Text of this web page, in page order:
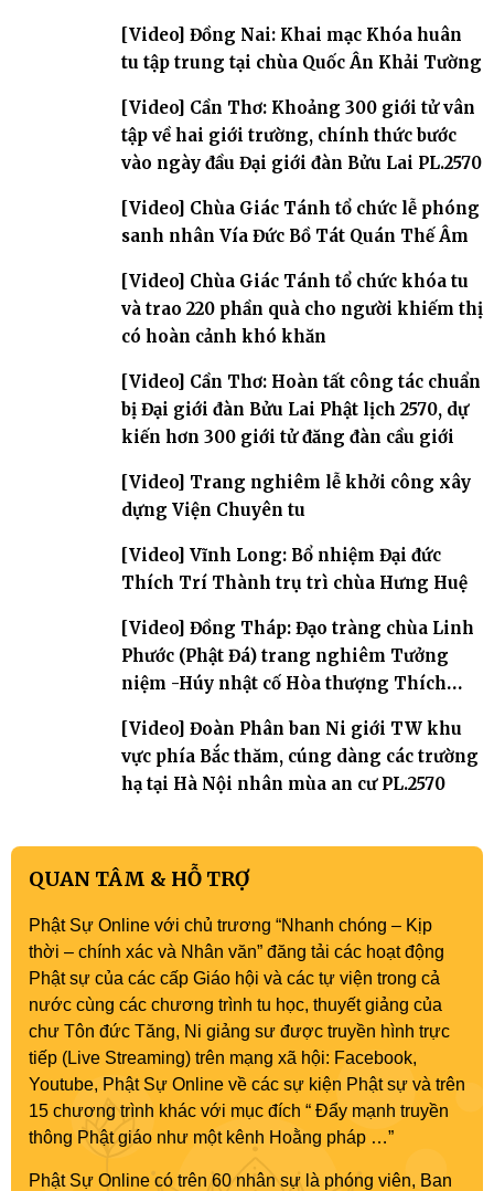
[Video] Đồng Nai: Khai mạc Khóa huân
tu tập trung tại chùa Quốc Ân Khải Tường
[Video] Cần Thơ: Khoảng 300 giới tử vân
tập về hai giới trường, chính thức bước
vào ngày đầu Đại giới đàn Bửu Lai PL.2570
[Video] Chùa Giác Tánh tổ chức lễ phóng
sanh nhân Vía Đức Bồ Tát Quán Thế Âm
[Video] Chùa Giác Tánh tổ chức khóa tu
và trao 220 phần quà cho người khiếm thị
có hoàn cảnh khó khăn
[Video] Cần Thơ: Hoàn tất công tác chuẩn
bị Đại giới đàn Bửu Lai Phật lịch 2570, dự
kiến hơn 300 giới tử đăng đàn cầu giới
[Video] Trang nghiêm lễ khởi công xây
dựng Viện Chuyên tu
[Video] Vĩnh Long: Bổ nhiệm Đại đức
Thích Trí Thành trụ trì chùa Hưng Huệ
[Video] Đồng Tháp: Đạo tràng chùa Linh
Phước (Phật Đá) trang nghiêm Tưởng
niệm -Húy nhật cố Hòa thượng Thích
[Video] Đoàn Phân ban Ni giới TW khu
vực phía Bắc thăm, cúng dàng các trường
hạ tại Hà Nội nhân mùa an cư PL.2570
QUAN TÂM & HỖ TRỢ
Phật Sự Online với chủ trương “Nhanh chóng – Kịp
thời – chính xác và Nhân văn” đăng tải các hoạt động
Phật sự của các cấp Giáo hội và các tự viện trong cả
nước cùng các chương trình tu học, thuyết giảng của
chư Tôn đức Tăng, Ni giảng sư được truyền hình trực
tiếp (Live Streaming) trên mạng xã hội: Facebook,
Youtube, Phật Sự Online về các sự kiện Phật sự và trên
15 chương trình khác với mục đích “ Đẩy mạnh truyền
thông Phật giáo như một kênh Hoằng pháp …”
Phật Sự Online có trên 60 nhân sự là phóng viên, Ban